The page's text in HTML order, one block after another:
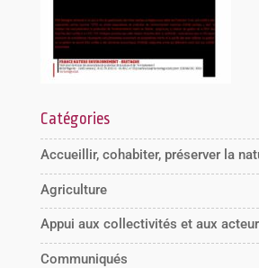
Catégories
Accueillir, cohabiter, préserver la
Agriculture
Appui aux collectivités et aux
Communiqués